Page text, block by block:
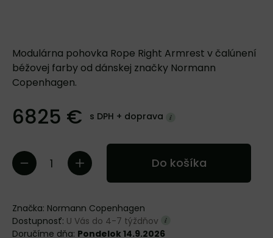
Modulárna pohovka Rope Right Armrest v čalúnení
béžovej farby od dánskej značky Normann
Copenhagen.
6825 € s DPH + doprava
Do košíka
Značka: Normann Copenhagen
Dostupnosť: U Vás do 4-7 týždňov
Doručíme dňa: Pondelok 14.9.2026